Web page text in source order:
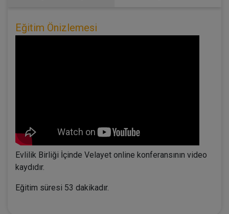
Eğitim Önizlemesi
Evlilik Birliği İçinde Velayet online konferansının video
kaydıdır.
Eğitim süresi 53 dakikadır.